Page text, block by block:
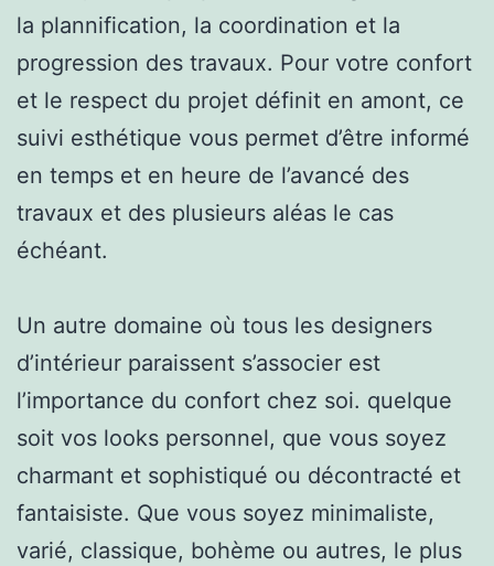
la plannification, la coordination et la
progression des travaux. Pour votre confort
et le respect du projet définit en amont, ce
suivi esthétique vous permet d’être informé
en temps et en heure de l’avancé des
travaux et des plusieurs aléas le cas
échéant.
Un autre domaine où tous les designers
d’intérieur paraissent s’associer est
l’importance du confort chez soi. quelque
soit vos looks personnel, que vous soyez
charmant et sophistiqué ou décontracté et
fantaisiste. Que vous soyez minimaliste,
varié, classique, bohème ou autres, le plus